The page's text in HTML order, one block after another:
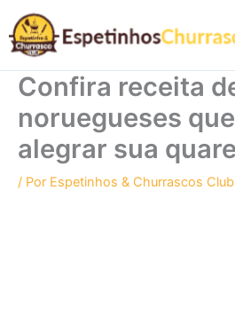
para
conteúdo
Confira receita
noruegueses
alegrar sua
/ Por Espetinhos & Churrascos Club